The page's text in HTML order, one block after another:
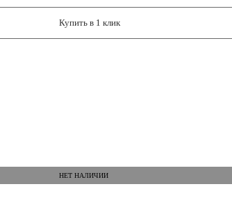
Купить в 1 клик
НЕТ НАЛИЧИИ